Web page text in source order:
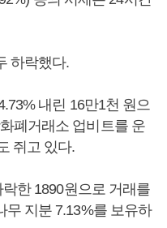
하락했다.
내린 16만1천 원으
폐거래소 업비트를 운
쥐고 있다.
한 1890원으로 거래를
무 지분 7.13%를 보유하